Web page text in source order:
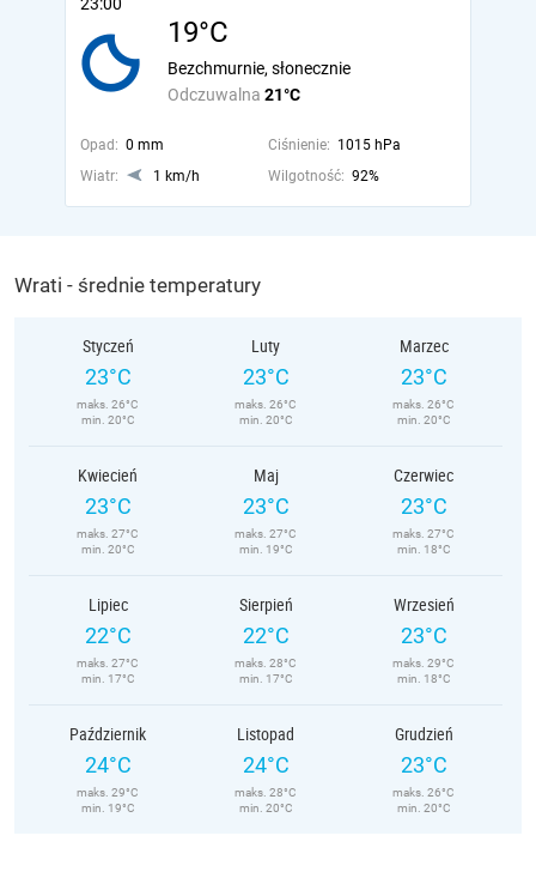
19°C
Odczuwalna 21°C
Bezchmurnie, słonecznie
Opad: 0 mm Ciśnienie: 1015 hPa
Wiatr:
1 km/h Wilgotność: 92%
Wrati - średnie temperatury
Styczeń
23°C
maks. 26°C
min. 20°C
Luty
23°C
maks. 26°C
min. 20°C
Marzec
23°C
maks. 26°C
min. 20°C
Kwiecień
23°C
maks. 27°C
min. 20°C
Maj
23°C
maks. 27°C
min. 19°C
Czerwiec
23°C
maks. 27°C
min. 18°C
Lipiec
22°C
maks. 27°C
min. 17°C
Sierpień
22°C
maks. 28°C
min. 17°C
Wrzesień
23°C
maks. 29°C
min. 18°C
Październik
24°C
maks. 29°C
min. 19°C
Listopad
24°C
maks. 28°C
min. 20°C
Grudzień
23°C
maks. 26°C
min. 20°C